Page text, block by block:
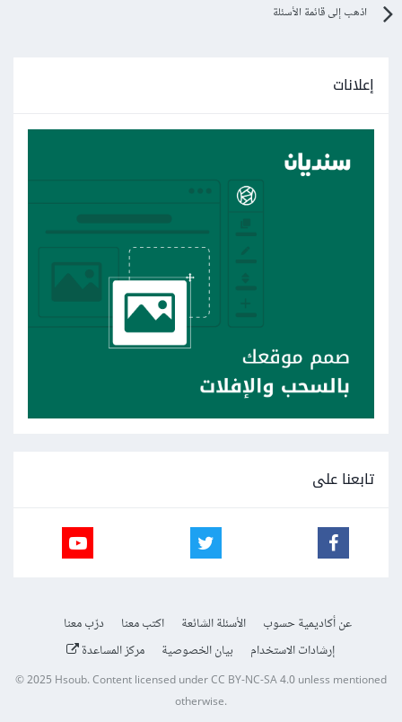
اذهب إلى قائمة الأسئلة
إعلانات
تابعنا على
عن أكاديمية حسوب الأسئلة الشائعة اكتب معنا
درّب معنا
إرشادات الاستخدام
بيان الخصوصية مركز المساعدة
© 2025Hsoub.Content licensed underCC BY-NC-SA 4.0unless mentioned
otherwise.